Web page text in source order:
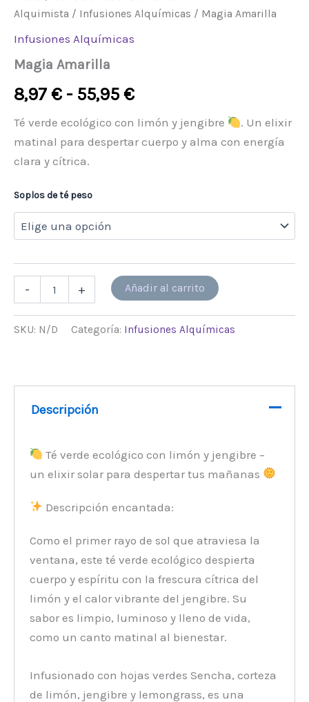
Alquimista / Infusiones Alquímicas / Magia Amarilla
Infusiones Alquímicas
Magia Amarilla
8,97 € - 55,95 €
Té verde ecológico con limón y jengibre
. Un elixir
matinal para despertar cuerpo y alma con energía
clara y cítrica.
Soplos de té peso
- + Añadir al carrito
SKU: N/D Categoría: Infusiones Alquímicas
Descripción
Té verde ecológico con limón y jengibre –
un elixir solar para despertar tus mañanas
Descripción encantada:
Como el primer rayo de sol que atraviesa la
ventana, este té verde ecológico despierta
cuerpo y espíritu con la frescura cítrica del
limón y el calor vibrante del jengibre. Su
sabor es limpio, luminoso y lleno de vida,
como un canto matinal al bienestar.
Infusionado con hojas verdes Sencha, corteza
de limón, jengibre y lemongrass, es una